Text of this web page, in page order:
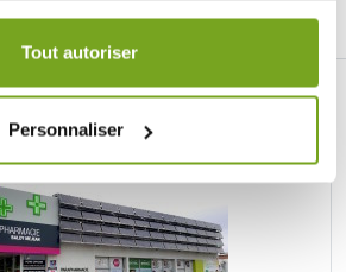
est conservé pendant une
Tout autoriser
Personnaliser
Instagram Pinterest Tiktok
ONLINE BALDY MÉJEAN
PARAPHARMACIE EN LIGNE